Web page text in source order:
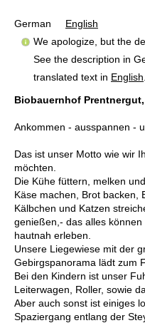
German
English
We apologize, but the
See the description in
translated text in English
Biobauernhof
Ankommen - ausspannen -
Das ist unser Motto wie wir
möchten.
Die Kühe füttern, melken
Käse machen, Brot backen,
Kälbchen und Katzen
genießen,- das alles
hautnah erleben.
Unsere Liegewiese mit der
Gebirgspanorama lädt zum
Bei den Kindern ist unser
Leiterwagen, Roller, sowie
Aber auch sonst ist einiges
Spaziergang entlang der